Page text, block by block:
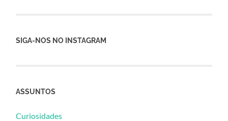
SIGA-NOS NO INSTAGRAM
ASSUNTOS
Curiosidades